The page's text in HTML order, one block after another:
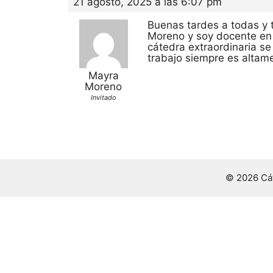
Mayra
Moreno
Invitado
Buenas tardes a todas y
Moreno y soy docente
cátedra extraordinaria
trabajo siempre es
© 2026